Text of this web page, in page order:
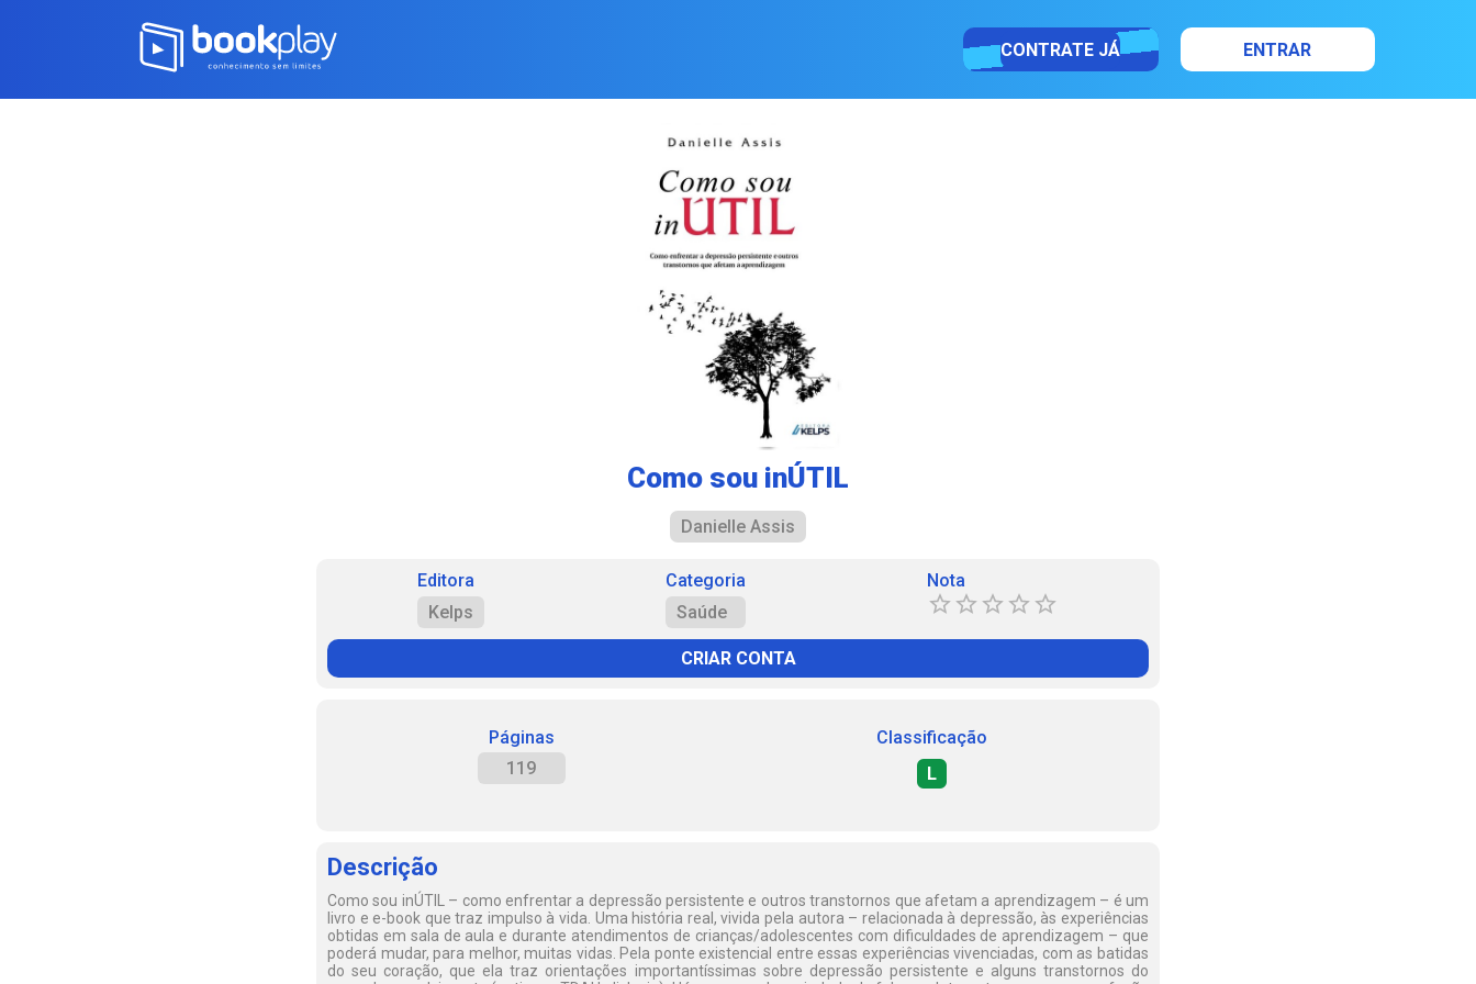
CONTRATE JÁ ENTRAR
Como sou inÚTIL
Danielle Assis
Editora
Kelps
Categoria
Saúde
Nota
CRIAR CONTA
Páginas
119
Classificação
L
Descrição
Como sou inÚTIL – como enfrentar a depressão persistente e outros transtornos que afetam a aprendizagem – é um
livro e e-book que traz impulso à vida. Uma história real, vivida pela autora – relacionada à depressão, às experiências
obtidas em sala de aula e durante atendimentos de crianças/adolescentes com dificuldades de apren­dizagem – que
poderá mudar, para melhor, muitas vidas. Pela ponte existencial entre essas experiências vivenciadas, com as batidas
do seu coração, que ela traz orientações importantíssimas sobre depressão persistente e alguns transtornos do